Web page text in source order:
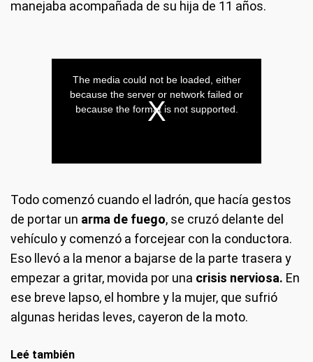
manejaba acompañada de su hija de 11 años.
Todo comenzó cuando el ladrón, que hacía gestos
de portar un arma de fuego, se cruzó delante del
vehículo y comenzó a forcejear con la conductora.
Eso llevó a la menor a bajarse de la parte trasera y
empezar a gritar, movida por una crisis nerviosa. En
ese breve lapso, el hombre y la mujer, que sufrió
algunas heridas leves, cayeron de la moto.
Leé también